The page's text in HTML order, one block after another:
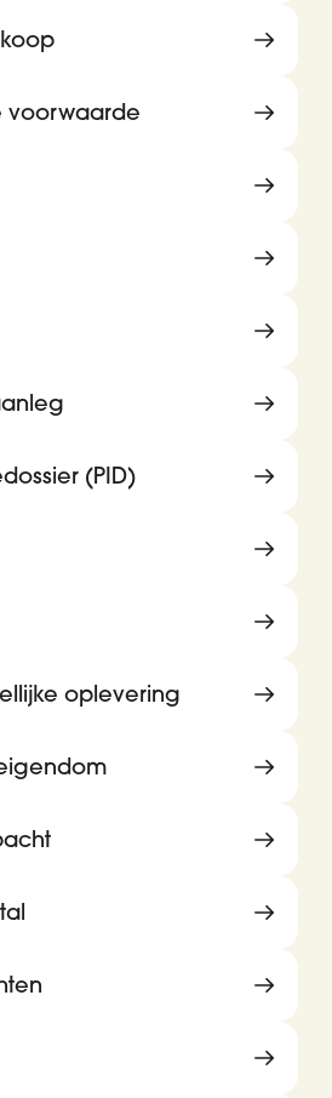
voorwaarde
(PID)
oplevering